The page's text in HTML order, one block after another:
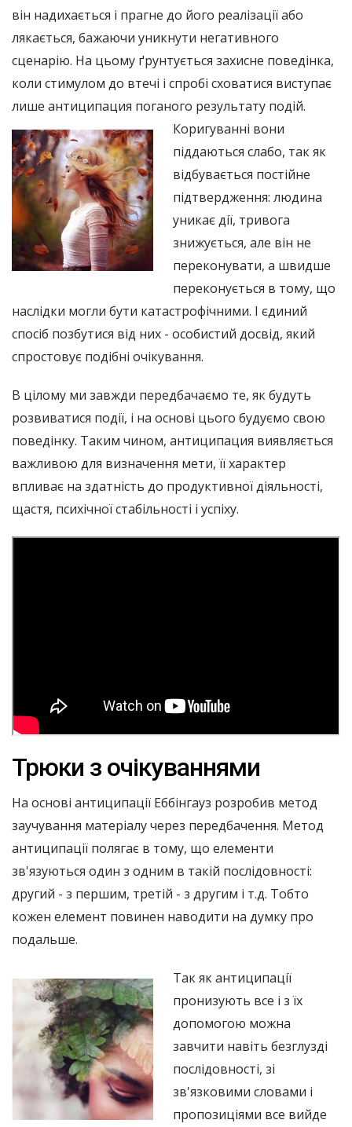
він надихається і прагне до його реалізації або
лякається, бажаючи уникнути негативного
сценарію. На цьому ґрунтується захисне поведінка,
коли стимулом до втечі і спробі сховатися виступає
лише антиципация поганого результату подій.
Коригуванні вони
піддаються слабо, так як
відбувається постійне
підтвердження: людина
уникає дії, тривога
знижується, але він не
переконувати, а швидше
переконується в тому, що
наслідки могли бути катастрофічними. І єдиний
спосіб позбутися від них - особистий досвід, який
спростовує подібні очікування.
В цілому ми завжди передбачаємо те, як будуть
розвиватися події, і на основі цього будуємо свою
поведінку. Таким чином, антиципация виявляється
важливою для визначення мети, її характер
впливає на здатність до продуктивної діяльності,
щастя, психічної стабільності і успіху.
Трюки з очікуваннями
На основі антиципації Еббінгауз розробив метод
заучування матеріалу через передбачення. Метод
антиципації полягає в тому, що елементи
зв'язуються один з одним в такій послідовності:
другий - з першим, третій - з другим і т.д. Тобто
кожен елемент повинен наводити на думку про
подальше.
Так як антиципації
пронизують все і з їх
допомогою можна
завчити навіть безглузді
послідовності, зі
зв'язковими словами і
пропозиціями все вийде